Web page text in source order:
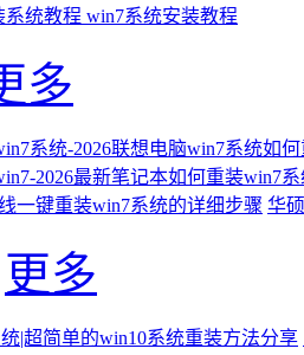
系统教程 win7系统安装教程
多
系统-2026联想电脑win7系统如
2026最新笔记本如何重装win7
一键重装win7系统的详细步骤 华
更多
|超简单的win10系统重装方法分享